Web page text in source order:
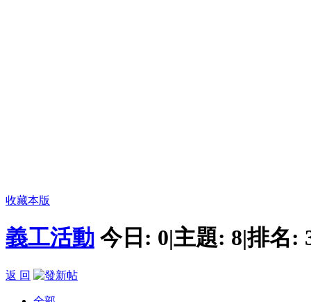
收藏本版
義工活動 今日: 0|主題: 8|排名:
返 回